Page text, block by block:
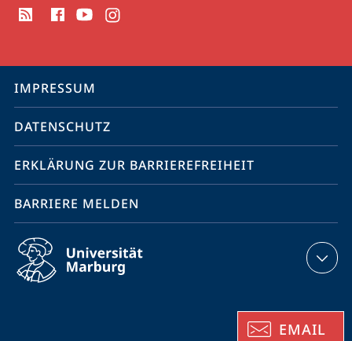
EMAIL
Media
Service-
Navigation
IMPRESSUM
DATENSCHUTZ
ERKLÄRUNG ZUR BARRIEREFREIHEIT
BARRIERE MELDEN